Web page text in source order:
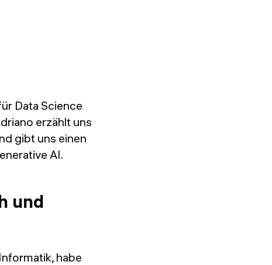
Data Science
erzählt uns
gibt uns einen
AI.
und
habe